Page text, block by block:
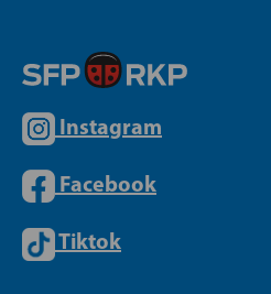
Instagram
Facebook
Tiktok